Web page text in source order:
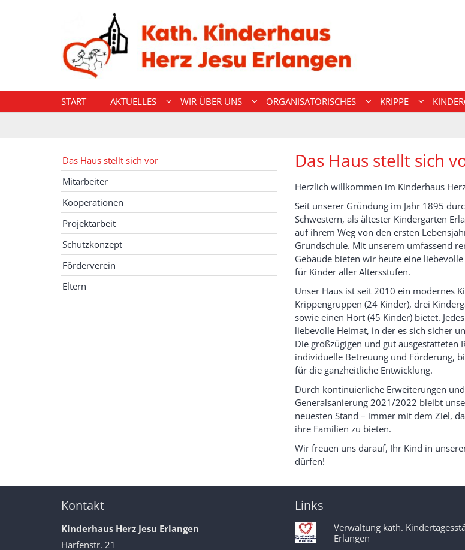
START AKTUELLES WIR ÜBER UNS ORGANISATORISCHES KRIPPE
Das Haus stellt sich
Herzlich willkommen im Kinderhaus
Seit unserer Gründung im Jahr 1895
Schwestern, als ältester Kindergarten
auf ihrem Weg von den ersten
Grundschule. Mit unserem umfassend
Gebäude bieten wir heute eine
für Kinder aller Altersstufen.
Unser Haus ist seit 2010 ein modernes
Krippengruppen (24 Kinder), drei
sowie einen Hort (45 Kinder) bietet.
liebevolle Heimat, in der es sich sicher
Die großzügigen und gut ausgestatteten
individuelle Betreuung und Förderung,
für die ganzheitliche Entwicklung.
Durch kontinuierliche Erweiterungen
Generalsanierung 2021/2022 bleibt
neuesten Stand – immer mit dem Ziel,
ihre Familien zu bieten.
Wir freuen uns darauf, Ihr Kind in
dürfen!
Das Haus stellt sich vor
Mitarbeiter
Kooperationen
Projektarbeit
Schutzkonzept
Förderverein
Eltern
Kontakt
Kinderhaus Herz Jesu Erlangen
Harfenstr. 21
Links
Verwaltung kath.
Erlangen